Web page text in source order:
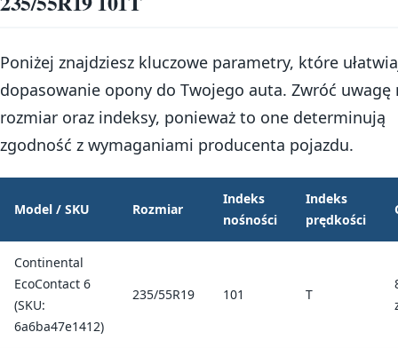
Poniżej znajdziesz kluczowe parametry, które
dopasowanie opony do Twojego auta. Zwróć uwagę
rozmiar oraz indeksy, ponieważ to one determinują
zgodność z wymaganiami producenta pojazdu.
Model / SKU Rozmiar
Indeks
nośności
Indeks
prędkości
Continental
EcoContact 6
(SKU:
6a6ba47e1412)
235/55R19 101 T